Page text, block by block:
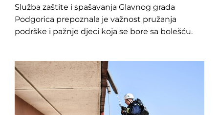
Služba zaštite i spašavanja Glavnog grada
Podgorica prepoznala je važnost pružanja
podrške i pažnje djeci koja se bore sa bolešću.